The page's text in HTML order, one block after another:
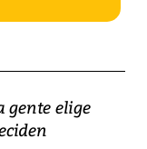
gente elige